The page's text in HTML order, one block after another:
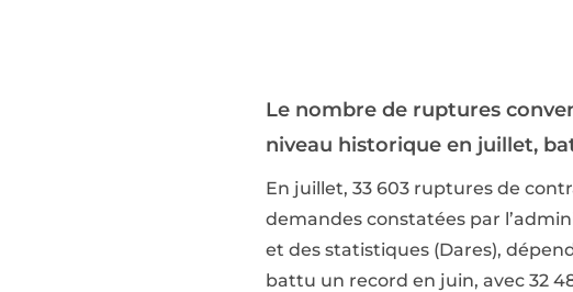
Le nombre de ruptures
niveau historique en juillet,
En juillet, 33 603 ruptures de
demandes constatées par
et des statistiques (Dares),
battu un record en juin, avec 32